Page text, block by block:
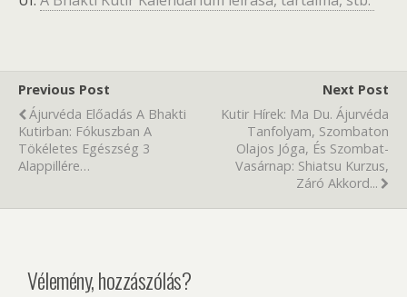
Previous Post
Ájurvéda Előadás A Bhakti
Kutirban: Fókuszban A
Tökéletes Egészség 3
Alappillére…
Next Post
Kutir Hírek: Ma Du. Ájurvéda
Tanfolyam, Szombaton
Olajos Jóga, És Szombat-
Vasárnap: Shiatsu Kurzus,
Záró Akkord...
Vélemény, hozzászólás?